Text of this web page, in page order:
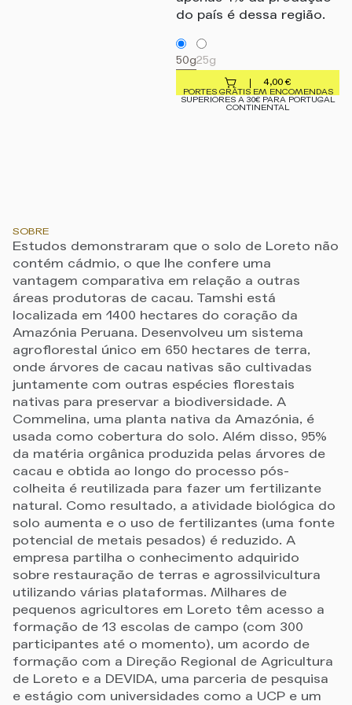
do país é dessa região.
50g25g
4,00€
PORTES GRÁTIS EM ENCOMENDAS
SUPERIORES A 30€ PARA PORTUGAL
CONTINENTAL
SOBRE
Estudos demonstraram que o solo de Loreto não
contém cádmio, o que lhe confere uma
vantagem comparativa em relação a outras
áreas produtoras de cacau. Tamshi está
localizada em 1400 hectares do coração da
Amazónia Peruana. Desenvolveu um sistema
agroflorestal único em 650 hectares de terra,
onde árvores de cacau nativas são cultivadas
juntamente com outras espécies florestais
nativas para preservar a biodiversidade. A
Commelina, uma planta nativa da Amazónia, é
usada como cobertura do solo. Além disso, 95%
da matéria orgânica produzida pelas árvores de
cacau e obtida ao longo do processo pós-
colheita é reutilizada para fazer um fertilizante
natural. Como resultado, a atividade biológica do
solo aumenta e o uso de fertilizantes (uma fonte
potencial de metais pesados) é reduzido. A
empresa partilha o conhecimento adquirido
sobre restauração de terras e agrossilvicultura
utilizando várias plataformas. Milhares de
pequenos agricultores em Loreto têm acesso a
formação de 13 escolas de campo (com 300
participantes até o momento), um acordo de
formação com a Direção Regional de Agricultura
de Loreto e a DEVIDA, uma parceria de pesquisa
e estágio com universidades como a UCP e um